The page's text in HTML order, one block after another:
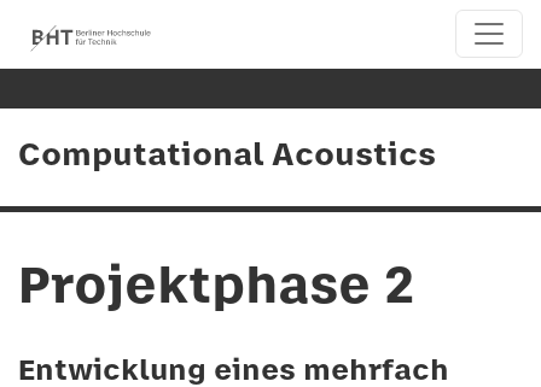
Computational Acoustics
Projektphase 2
Entwicklung eines mehrfach